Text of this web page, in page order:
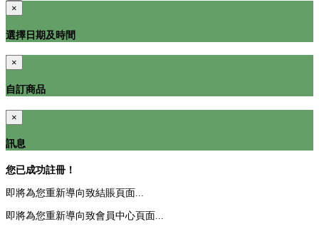
×
選擇日期及時間
×
自訂商品
×
訊息
您已成功註冊！
即將為您重新導向致結賬頁面...
即將為您重新導向致會員中心頁面...